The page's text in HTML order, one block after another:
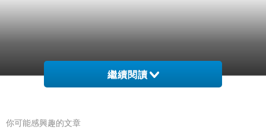
繼續閱讀
你可能感興趣的文章